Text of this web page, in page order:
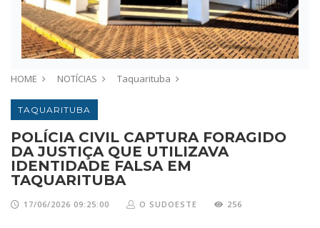
HOME NOTÍCIAS Taquarituba
TAQUARITUBA
POLÍCIA CIVIL CAPTURA FORAGIDO
DA JUSTIÇA QUE UTILIZAVA
IDENTIDADE FALSA EM
TAQUARITUBA
17/06/2026 09:25:00 O SUDOESTE 256